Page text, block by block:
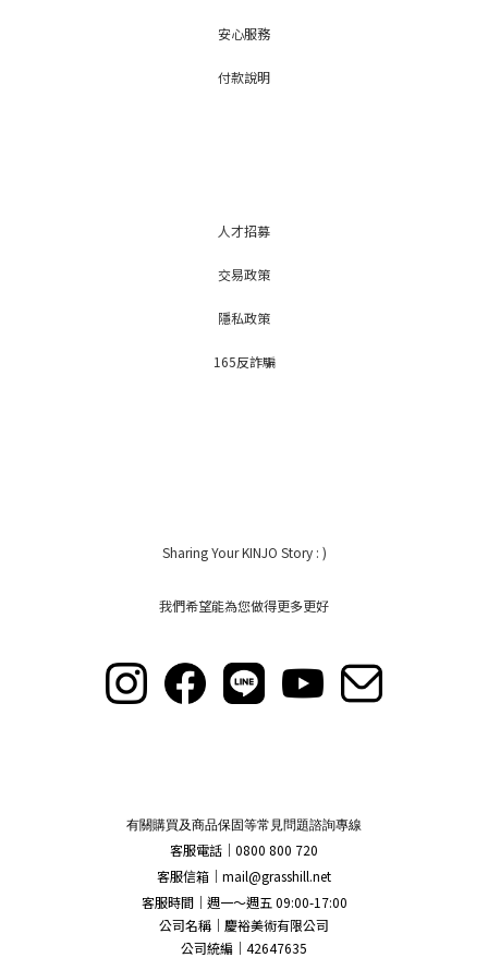
安心服務
付款說明
人才招募
交易政策
隱私政策
165反詐騙
Sharing Your KINJO Story : )
我們希望能為您做得更多更好
有關購買及商品保固等常見問題諮詢專線
客服電話｜0800 800 720
客服信箱｜ mail@grasshill.net
客服時間｜週一～週五 09:00-17:00
公司名稱｜慶裕美術有限公司
公司統編｜42647635